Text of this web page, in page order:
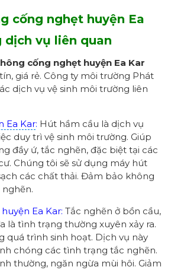
cống nghẹt huyện Ea
dịch vụ liên quan
cống nghẹt huyện Ea Kar
giá rẻ. Công ty môi trường Phát
dịch vụ vệ sinh môi trường liên
Ea Kar: Hút hầm cầu là dịch vụ
duy trì vệ sinh môi trường. Giúp
đầy ứ, tắc nghẽn, đặc biệt tại các
Chúng tôi sẽ sử dụng máy hút
các chất thải. Đảm bảo không
Ea Kar: Tắc nghẽn ở bồn cầu,
là tình trạng thường xuyên xảy ra.
quá trình sinh hoạt. Dịch vụ này
chóng các tình trạng tắc nghẽn.
thường, ngăn ngừa mùi hôi. Giảm